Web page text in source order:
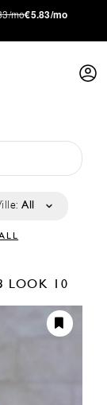
mo€5.83/mo
All
LOOK 10